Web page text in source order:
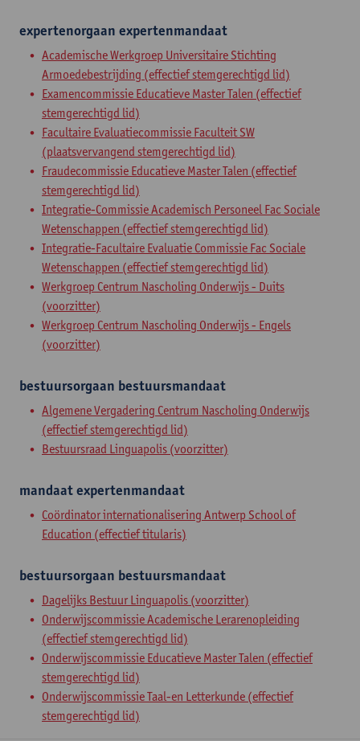
expertenorgaan expertenmandaat
Academische Werkgroep Universitaire Stichting
Armoedebestrijding (effectief stemgerechtigd lid)
Examencommissie Educatieve Master Talen (effectief
stemgerechtigd lid)
Facultaire Evaluatiecommissie Faculteit SW
(plaatsvervangend stemgerechtigd lid)
Fraudecommissie Educatieve Master Talen (effectief
stemgerechtigd lid)
Integratie-Commissie Academisch Personeel Fac Sociale
Wetenschappen (effectief stemgerechtigd lid)
Integratie-Facultaire Evaluatie Commissie Fac Sociale
Wetenschappen (effectief stemgerechtigd lid)
Werkgroep Centrum Nascholing Onderwijs - Duits
(voorzitter)
Werkgroep Centrum Nascholing Onderwijs - Engels
(voorzitter)
bestuursorgaan bestuursmandaat
Algemene Vergadering Centrum Nascholing Onderwijs
(effectief stemgerechtigd lid)
Bestuursraad Linguapolis (voorzitter)
mandaatexpertenmandaat
Coördinator internationalisering Antwerp School of
Education (effectief titularis)
bestuursorgaan bestuursmandaat
Dagelijks Bestuur Linguapolis (voorzitter)
Onderwijscommissie Academische Lerarenopleiding
(effectief stemgerechtigd lid)
Onderwijscommissie Educatieve Master Talen (effectief
stemgerechtigd lid)
Onderwijscommissie Taal-en Letterkunde (effectief
stemgerechtigd lid)